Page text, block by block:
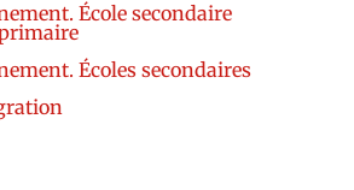
École secondaire
Écoles secondaires